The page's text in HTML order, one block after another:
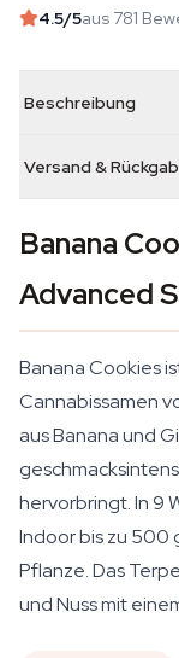
4.5/5aus 781
Beschreibung
Versand &
Banana
Advanced
Banana Cookies
Cannabissamen
aus Banana und
hervorbringt. In 9
Indoor bis zu 500
Pflanze. Das
und Nuss mit